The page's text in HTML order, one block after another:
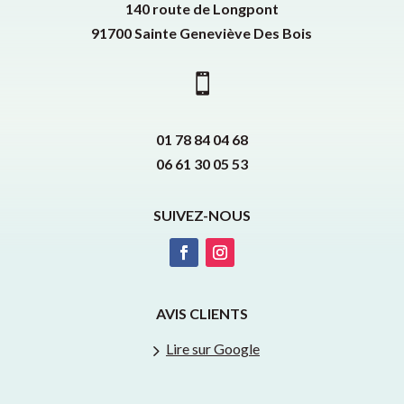
140 route de Longpont
91700 Sainte Geneviève Des Bois

01 78 84 04 68
06 61 30 05 53
SUIVEZ-NOUS
AVIS CLIENTS
5 Lire sur Google